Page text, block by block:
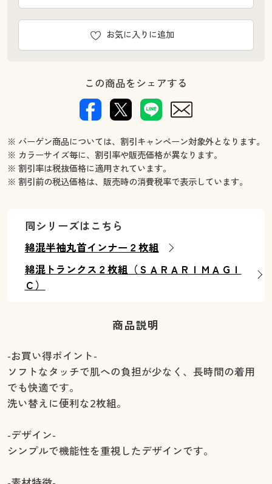
お気に入りに追加
この商品をシェアする
※ バーゲン商品については、割引キャンペーン対象外となります。
※ カラーサイズ毎に、割引率や販売価格が異なります。
※ 割引率は税抜価格に適用されています。
※ 割引前の税込価格は、販売時の消費税率で表示しています。
同シリーズはこちら
綿混半袖丸首インナー２枚組
綿混トランクス２枚組（ＳＡＲＡＲＩＭＡＧＩ
Ｃ）
商品説明
-お買い得ポイント-
ソフトなタッチで肌への負担が少なく、長時間の着用
でも快適です。
洗い替えに便利な2枚組。
-デザイン-
シンプルで機能性を重視したデザインです。